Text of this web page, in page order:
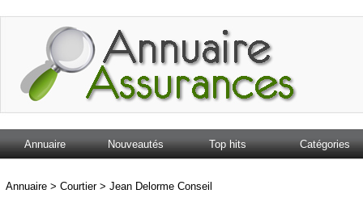
Annuaire Nouveautés Top hits Catégories
Annuaire > Courtier> Jean Delorme Conseil